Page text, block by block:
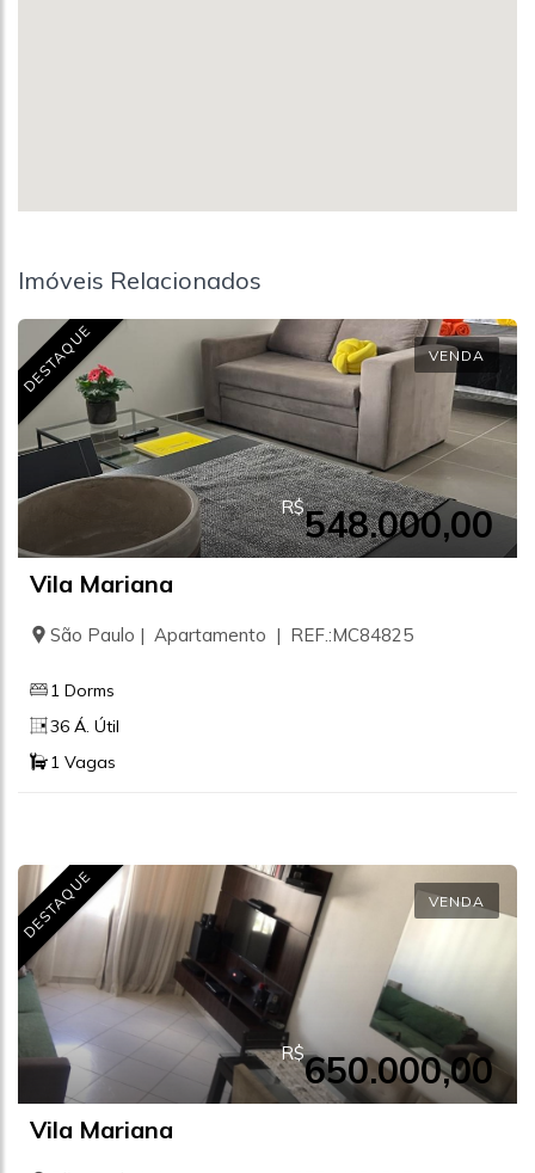
Imóveis Relacionados
DESTAQUE VENDA
R$548.000,00
Vila Mariana
São Paulo | Apartamento | REF.:MC84825
1 Dorms
36 Á. Útil
1 Vagas
DESTAQUE VENDA
R$650.000,00
Vila Mariana